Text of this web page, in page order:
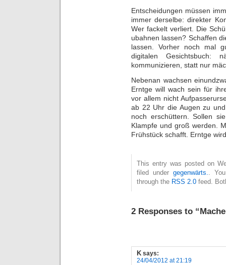
Entscheidungen müssen
immer derselbe: direkter
Wer fackelt verliert. Die
ubahnen lassen? Schaffen
lassen. Vorher noch mal
digitalen Gesichtsbuch:
kommunizieren, statt nur
Nebenan wachsen
Erntge will wach sein für
vor allem nicht
ab 22 Uhr die Augen zu
noch erschüttern. Sollen
Klampfe und groß werden.
Frühstück schafft. Erntge
This entry was posted on
filed undergegenwärts..
through the RSS 2.0 feed.
2 Responses to
K says:
24/04/2012 at 21:19